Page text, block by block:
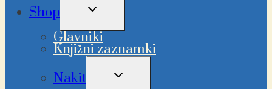
Shop
PREKLAPLJANJE
MENIJA
Glavniki
Knjižni zaznamki
Nakit
PREKLAPLJANJE